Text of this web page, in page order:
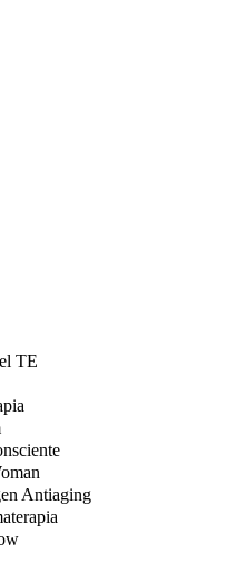
TE
Antiaging